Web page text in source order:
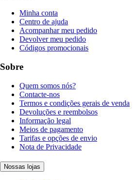
Minha conta
Centro de ajuda
Acompanhar meu pedido
Devolver meu pedido
Códigos promocionais
Sobre
Quem somos nós?
Contacte-nos
Termos e condições gerais de venda
Devoluções e reembolsos
Informação legal
Meios de pagamento
Tarifas e opções de envio
Nota de Privacidade
Nossas lojas